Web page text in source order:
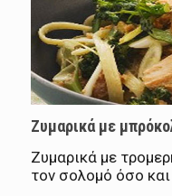
Ζυμαρικά με
Ζυμαρικά με
τον σολομό όσο